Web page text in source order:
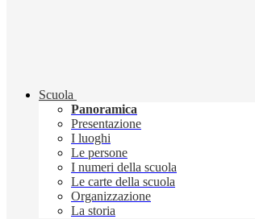
Scuola
Panoramica
Presentazione
I luoghi
Le persone
I numeri della scuola
Le carte della scuola
Organizzazione
La storia